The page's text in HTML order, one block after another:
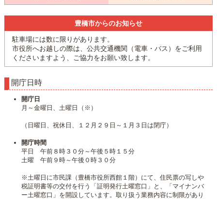
豊橋市からのお知らせ
駐車場には数に限りがあります。
市役所へお越しの際は、公共交通機関（電車・バス）をご利用
くださいますよう、ご協力をお願い致します。
開庁日時
開庁日
月～金曜日、土曜日（※）
（日曜日、祝休日、１２月２９日～１月３日は閉庁）
開庁時間
平日 午前８時３０分～午後５時１５分
土曜 午前９時～午後０時３０分
※土曜日に市民課（豊橋市役所西館１階）にて、住民票の写しや
税証明書等の交付を行う「証明発行土曜窓口」と、「マイナンバ
ー土曜窓口」を開設しています。取り扱う業務内容に制限があり